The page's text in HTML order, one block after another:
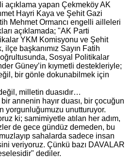
açıklama yapan Çekmeköy AK
Hayri Kaya ve Şehit Gazi
Mehmet Ormancı engelli ailleleri
açıklamada; "AK Parti
YKM Komisyonu ve Şehit
başkanımız Sayın Fatih
Sosyal Politikalar
Güney’in kıymetli destekleriyle;
bir gönle dokunabilmek için
milletin duasıdır…
annenin hayır duası, bir çocuğun
yorgunluğumuzu unutturuyor.
ki; samimiyetle atılan her adım,
de gece gündüz demeden, bu
sahalarda sadece insan
veriyoruz. Çünkü bazı DAVALAR
dediler.